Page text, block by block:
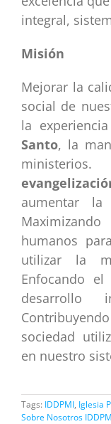
integral,
Misión
Mejorar la
social de
la
Santo, la
aumentar
humanos
utilizar la
Enfocando
desarrollo
sociedad
en nuestro
Tags: IDDPMI, Iglesia
Sobre Nosotros